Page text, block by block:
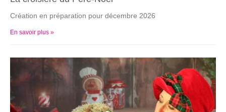
Création en préparation pour décembre 2026
En savoir plus »